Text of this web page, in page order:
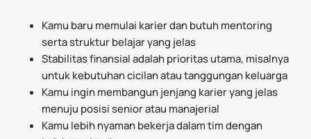
Kamu baru memulai karier dan butuh mentoring
serta struktur belajar yang jelas
Stabilitas finansial adalah prioritas utama, misalnya
untuk kebutuhan cicilan atau tanggungan keluarga
Kamu ingin membangun jenjang karier yang jelas
menuju posisi senior atau manajerial
Kamu lebih nyaman bekerja dalam tim dengan